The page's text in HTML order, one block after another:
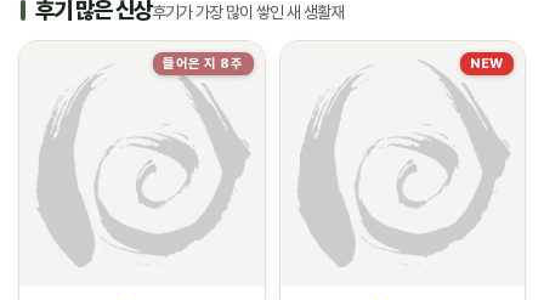
후기 많은 신상후기가 가장 많이 쌓인 새 생활재
들어온 지 8주 NEW